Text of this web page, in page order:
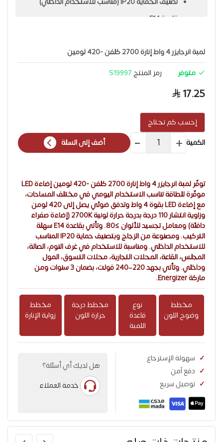
قاعدة E14
الجهد: 220–240 فولت
الضمان: 3 سنوات
المحلات التجارية، محلات التسوق، المول وداخلي.
لمبة انرجايزر 4 واط إنارة 2700 كلفن -420 لومين
متوفر
رمز المنتج S19997
17.25
إحسب كم تحتاج
الكمية
أضف إلى السلة
توفّر لمبة انرجايزر 4 واط إنارة 2700 كلفن -420 لومين إضاءة LED
موفّرة للطاقة تناسب الاستخدام اليومي في مختلف المساحات،
مع إضاءة LED بقوة 4 واط وتدفق ضوئي يصل إلى 420 لومن
وزاوية انتشار 110 درجة بدرجة حرارة لونية 2700K (إضاءة صفراء
دافئة) ومعامل تجسيد للألوان ≥80. وتأتي بقاعدة E14 سهلة
التركيب. ومصنوعة من الزجاج وبتصنيف حماية IP20 المناسب
للاستخدام الداخلي. ومناسبة للاستخدام في غرف النوم، الصالة،
المجلس، القاعة، المحلات التجارية، محلات التسوق، المول
وداخلي. وتأتي بجهد 220–240 فولت، بضمان 3 سنوات ومن
ماركة Energizer.
مخطط
وضوح اللون
نوع
قاعدة
اللمبة
مخطط درجة
حرارة اللون
مخطط
زواية الإنارة
سهولة الإسترجاع
دفع آمن
توصيل سريع
هل لديك أي أسئلة؟
خدمة العملاء